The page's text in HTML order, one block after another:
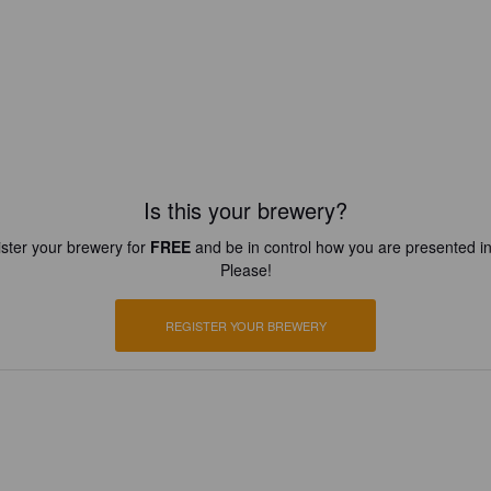
Is this your brewery?
your brewery for FREEand be in control how you are presented
Please!
REGISTER YOUR BREWERY